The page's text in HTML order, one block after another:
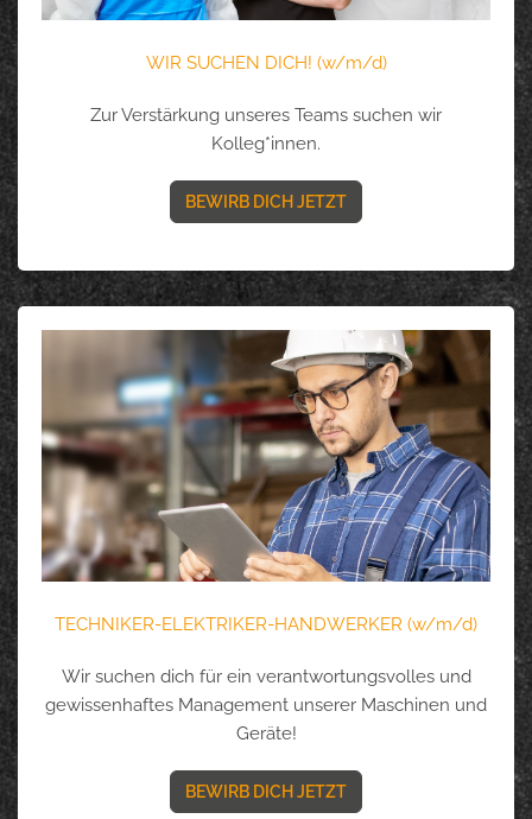
WIR SUCHEN DICH! (w/m/d)
Zur Verstärkung unseres Teams suchen wir
Kolleg*innen.
BEWIRB DICH JETZT
TECHNIKER-ELEKTRIKER-HANDWERKER (w/m/d)
Wir suchen dich für ein verantwortungsvolles und
gewissenhaftes Management unserer Maschinen und
Geräte!
BEWIRB DICH JETZT